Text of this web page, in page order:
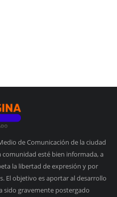
de Comunicación de la ciudad
esté bien informada, a
la libertad de expresión y por
El objetivo es aportar al desarrollo
sido gravemente postergado